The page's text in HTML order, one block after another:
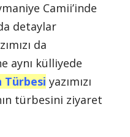
Camii’inde
detaylar
da
aynı külliyede
Türbesi yazımızı
türbesini ziyaret